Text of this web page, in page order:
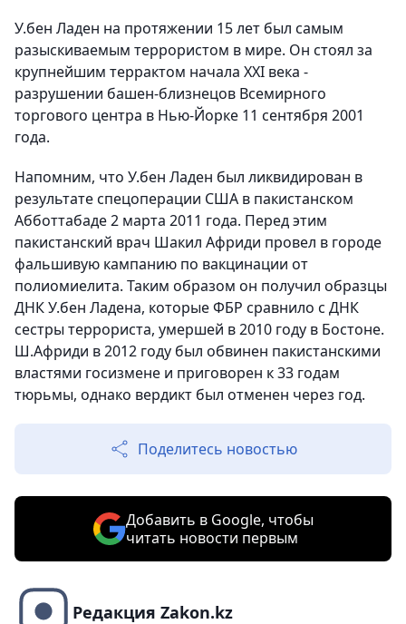
У.бен Ладен на протяжении 15 лет был самым
разыскиваемым террористом в мире. Он стоял за
крупнейшим террактом начала XXI века -
разрушении башен-близнецов Всемирного
торгового центра в Нью-Йорке 11 сентября 2001
года.
Напомним, что У.бен Ладен был ликвидирован в
результате спецоперации США в пакистанском
Абботтабаде 2 марта 2011 года. Перед этим
пакистанский врач Шакил Африди провел в городе
фальшивую кампанию по вакцинации от
полиомиелита. Таким образом он получил образцы
ДНК У.бен Ладена, которые ФБР сравнило с ДНК
сестры террориста, умершей в 2010 году в Бостоне.
Ш.Африди в 2012 году был обвинен пакистанскими
властями госизмене и приговорен к 33 годам
тюрьмы, однако вердикт был отменен через год.
Поделитесь новостью
Добавить в Google, чтобы
читать новости первым
Редакция Zakon.kz